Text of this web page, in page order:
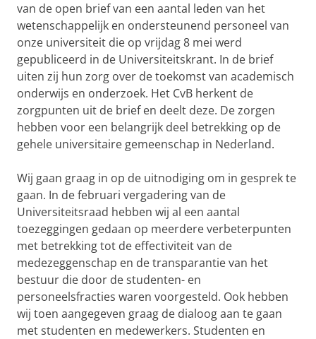
van de open brief van een aantal leden van het
wetenschappelijk en ondersteunend personeel van
onze universiteit die op vrijdag 8 mei werd
gepubliceerd in de Universiteitskrant. In de brief
uiten zij hun zorg over de toekomst van academisch
onderwijs en onderzoek. Het CvB herkent de
zorgpunten uit de brief en deelt deze. De zorgen
hebben voor een belangrijk deel betrekking op de
gehele universitaire gemeenschap in Nederland.
Wij gaan graag in op de uitnodiging om in gesprek te
gaan. In de februari vergadering van de
Universiteitsraad hebben wij al een aantal
toezeggingen gedaan op meerdere verbeterpunten
met betrekking tot de effectiviteit van de
medezeggenschap en de transparantie van het
bestuur die door de studenten- en
personeelsfracties waren voorgesteld. Ook hebben
wij toen aangegeven graag de dialoog aan te gaan
met studenten en medewerkers. Studenten en